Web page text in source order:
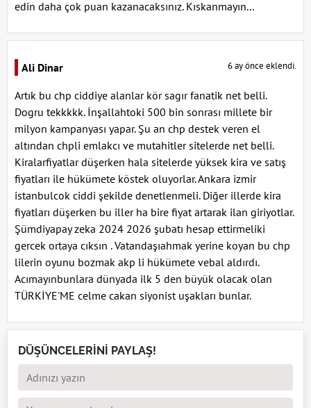
edin daha çok puan kazanacaksınız. Kıskanmayın...
Ali Dinar 6 ay önce eklendi.
Artık bu chp ciddiye alanlar kör sagır fanatik net belli.
Dogru tekkkkk. İnşallahtoki 500 bin sonrası millete bir
milyon kampanyası yapar. Şu an chp destek veren el
altından chpli emlakcı ve mutahitler sitelerde net belli.
Kiralarfiyatlar düşerken hala sitelerde yüksek kira ve satış
fiyatları ile hükümete köstek oluyorlar. Ankara izmir
istanbulcok ciddi şekilde denetlenmeli. Diğer illerde kira
fiyatları düşerken bu iller ha bire fiyat artarak ilan giriyotlar.
Şümdiyapay zeka 2024 2026 şubatı hesap ettirmeliki
gercek ortaya cıksın . Vatandaşıahmak yerine koyan bu chp
lilerin oyunu bozmak akp li hükümete vebal aldırdı.
Acımayınbunlara dünyada ilk 5 den büyük olacak olan
TÜRKİYE'ME celme cakan siyonist uşakları bunlar.
DÜŞÜNCELERİNİ PAYLAŞ!